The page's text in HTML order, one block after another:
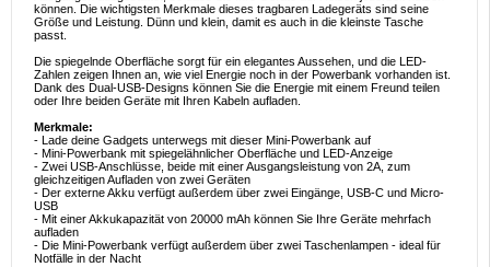
können. Die wichtigsten Merkmale dieses tragbaren Ladegeräts sind seine
Größe und Leistung. Dünn und klein, damit es auch in die kleinste Tasche
passt.
Die spiegelnde Oberfläche sorgt für ein elegantes Aussehen, und die LED-
Zahlen zeigen Ihnen an, wie viel Energie noch in der Powerbank vorhanden ist.
Dank des Dual-USB-Designs können Sie die Energie mit einem Freund teilen
oder Ihre beiden Geräte mit Ihren Kabeln aufladen.
Merkmale:
- Lade deine Gadgets unterwegs mit dieser Mini-Powerbank auf
- Mini-Powerbank mit spiegelähnlicher Oberfläche und LED-Anzeige
- Zwei USB-Anschlüsse, beide mit einer Ausgangsleistung von 2A, zum
gleichzeitigen Aufladen von zwei Geräten
- Der externe Akku verfügt außerdem über zwei Eingänge, USB-C und Micro-
USB
- Mit einer Akkukapazität von 20000 mAh können Sie Ihre Geräte mehrfach
aufladen
- Die Mini-Powerbank verfügt außerdem über zwei Taschenlampen - ideal für
Notfälle in der Nacht